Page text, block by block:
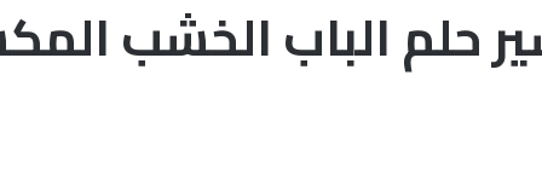
حلم الباب الخشب